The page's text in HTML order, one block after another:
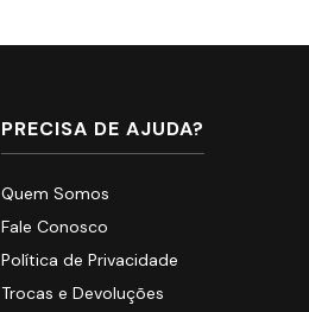
PRECISA DE AJUDA?
Quem Somos
Fale Conosco
Política de Privacidade
Trocas e Devoluções